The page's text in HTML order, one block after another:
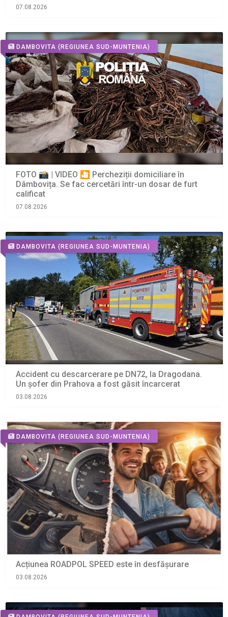
07.08.2026
DAMBOVITA (REGIUNEA SUD-MUNTENIA)
FOTO 📸 | VIDEO 🎦 Percheziții domiciliare în
Dâmbovița. Se fac cercetări într-un dosar de furt
calificat
07.08.2026
DAMBOVITA (REGIUNEA SUD-MUNTENIA)
Accident cu descarcerare pe DN72, la Dragodana.
Un șofer din Prahova a fost găsit încarcerat
03.08.2026
DAMBOVITA (REGIUNEA SUD-MUNTENIA)
Acțiunea ROADPOL SPEED este în desfășurare
03.08.2026